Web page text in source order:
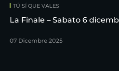
TÚ SÍ QUE VALES
La Finale – Sabato 6
07 Dicembre 2025